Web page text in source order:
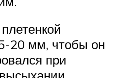
20 мм, чтобы он
при